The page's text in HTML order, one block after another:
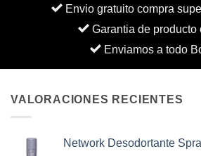
Envio gratuito compra
Garantia de producto
Enviamos a todo
VALORACIONES RECIENTES
Network Desodortante